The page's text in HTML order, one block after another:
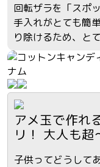
回転ザラを「スポ
手入れがとても簡
り除けるため、と
アメ玉で作れ
リ！ 大人も超
子供ってどうして